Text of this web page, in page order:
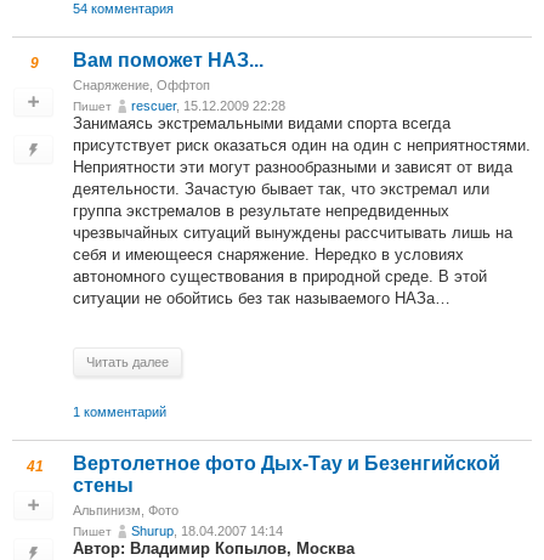
54 комментария
9 Вам поможет НАЗ...
Снаряжение Оффтоп
Пишет rescuer, 15.12.2009 22:28
Занимаясь экстремальными видами спорта всегда
присутствует риск оказаться один на один с неприятностями.
Неприятности эти могут разнообразными и зависят от вида
деятельности. Зачастую бывает так, что экстремал или
группа экстремалов в результате непредвиденных
чрезвычайных ситуаций вынуждены рассчитывать лишь на
себя и имеющееся снаряжение. Нередко в условиях
автономного существования в природной среде. В этой
ситуации не обойтись без так называемого НАЗа…
Читать далее
1 комментарий
41
Вертолетное фото Дых-Тау и Безенгийской
стены
Альпинизм Фото
Пишет Shurup , 18.04.2007 14:14
Автор: Владимир Копылов, Москва